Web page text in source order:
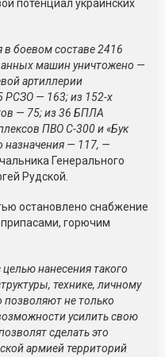
потенциал украинских
боевом составе 2416
машин уничтожено —
артиллерии
РСЗО — 163; из 152-х
— 75; из 36 БПЛА
ПВО С-300 и «Бук
назначения — 117, —
Генерального
Рудской.
остановлено снабжение
горючим
нанесения такого
технике, личному
позволяют не только
усилить свою
сделать это
армией территорий